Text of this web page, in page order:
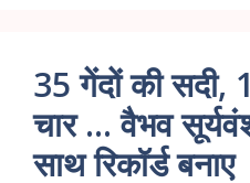
35 गेंदों की
चार … वैभव
साथ रिकॉर्ड बनाए